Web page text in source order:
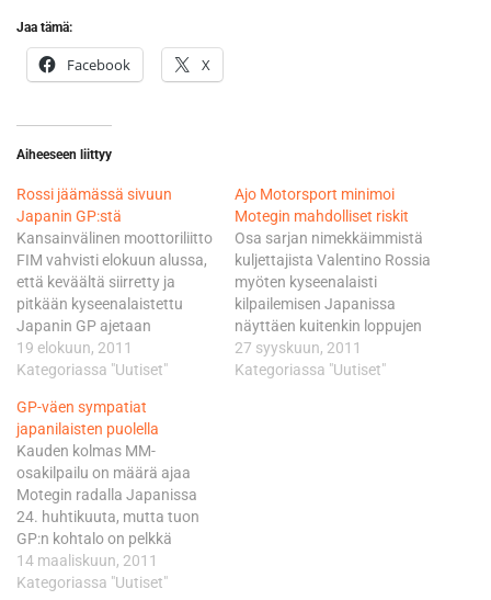
Jaa tämä:
Facebook X
Aiheeseen liittyy
Rossi jäämässä sivuun
Japanin GP:stä
Kansainvälinen moottoriliitto
FIM vahvisti elokuun alussa,
että keväältä siirretty ja
pitkään kyseenalaistettu
Japanin GP ajetaan
lokakuun ensimmäisenä
viikonvaihteena. FIM
että sen yhdessä MotoGP-
sarjan kaupalliset oikeudet
omaavan Dornan kanssa
ARPA-tutkimuslaitoksella
teettämä analysointi on
vahvistanut ettei Motegissa
ja sen lähistöllä ole ilmennyt
terveyttä vaarantavaa
säteilyriskiä. Motegin rata
19 elokuun, 2011
Kategoriassa "Uutiset"
Ajo Motorsport minimoi
Motegin mahdolliset riskit
Osa sarjan nimekkäimmistä
kuljettajista Valentino Rossia
myöten kyseenalaisti
kilpailemisen Japanissa
näyttäen kuitenkin loppujen
lopuksi vihreää valoa sen
jälkeen, kun puolueeton
27 syyskuun, 2011
Kategoriassa "Uutiset"
GP-väen sympatiat
japanilaisten puolella
Kauden kolmas MM-
osakilpailu on määrä ajaa
Motegin radalla Japanissa
24. huhtikuuta, mutta tuon
GP:n kohtalo on pelkkä
sivuseikka kokonaiskuvaa
katsottaessa. - Jos
14 maaliskuun, 2011
Kategoriassa "Uutiset"